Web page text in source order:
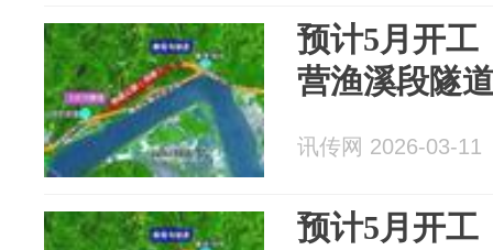
预计5月开工
营渔溪段隧
讯传网 2026-03-11
预计5月开工